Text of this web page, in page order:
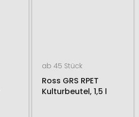
ab 45 Stück
Ross GRS RPET
Kulturbeutel, 1,5 l